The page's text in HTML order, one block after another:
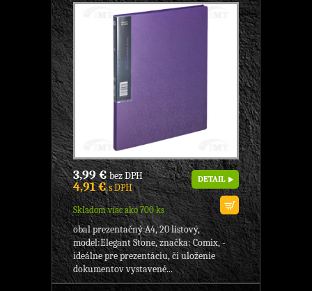
3,99 €bez DPH
4,91 €s DPH
Skladom viac ako 700 ks
DETAIL
obal prezentačný A4, 20 listový,
model:Elegant Stone, značka: Comix, -
ideálne pre prezentáciu, či uloženie
dokumentov vystavené...